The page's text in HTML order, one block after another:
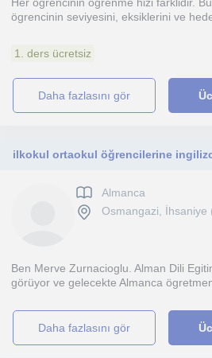
ögrencinin seviyesini, eksiklerini ve
1. ders ücretsiz
daha fazlasını gör
Almanca
Osmangazi, İhsaniye
Ben Merve Zurnacioglu. Alman Dili
görüyor ve gelecekte Almanca
daha fazlasını gör